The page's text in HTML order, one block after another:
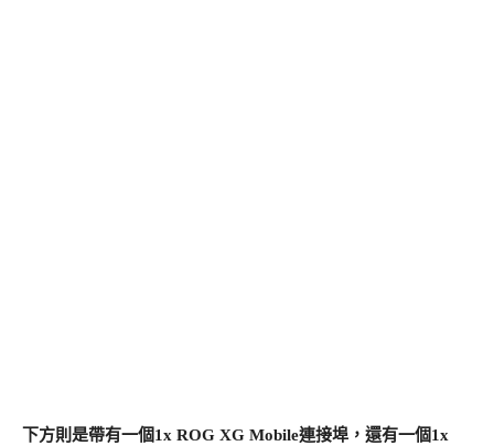
下方則是帶有一個1x ROG XG Mobile連接埠，還有一個1x